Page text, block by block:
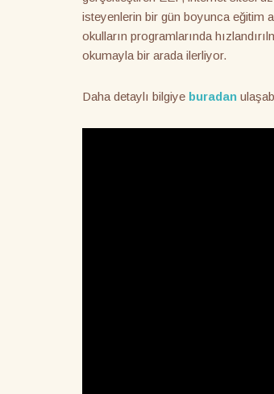
isteyenlerin bir gün boyunca eğitim
okulların programlarında
okumayla bir arada ilerliyor.
Daha detaylı bilgiye buradan